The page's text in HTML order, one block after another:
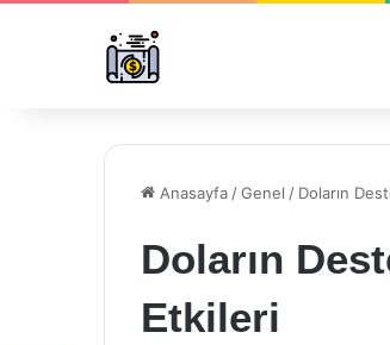
Anasayfa /Genel / Doların
Doların
Etkileri